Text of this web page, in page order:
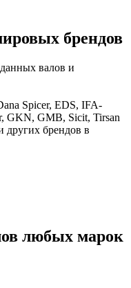
брендов
валов и
Spicer, EDS, IFA-
GKN, GMB, Sicit, Tirsan
других брендов в
любых марок